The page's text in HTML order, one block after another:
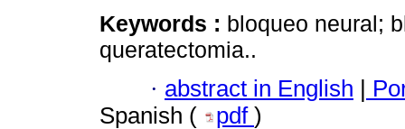
Keywords : bloqueo neural;
queratectomia..
· abstract in English |
Spanish (
pdf )